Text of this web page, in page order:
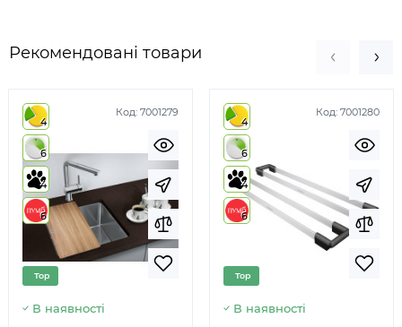
Рекомендовані товари
Код: 7001279
4
6
4
6
Top
В наявності
Код: 7001280
4
6
4
6
Top
В наявності